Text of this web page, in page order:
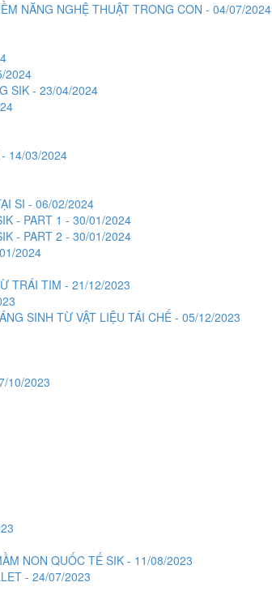
NĂNG NGHỆ THUẬT TRONG CON - 04/07/2024
2024
SIK - 23/04/2024
- 14/03/2024
SI - 06/02/2024
- PART 1 - 30/01/2024
- PART 2 - 30/01/2024
2024
TRÁI TIM - 21/12/2023
SINH TỪ VẬT LIỆU TÁI CHẾ - 05/12/2023
10/2023
NON QUỐC TẾ SIK - 11/08/2023
- 24/07/2023